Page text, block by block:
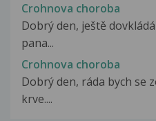
Crohnova choroba
Dobrý den, ještě
pana...
Crohnova choroba
Dobrý den, ráda bych se
krve....